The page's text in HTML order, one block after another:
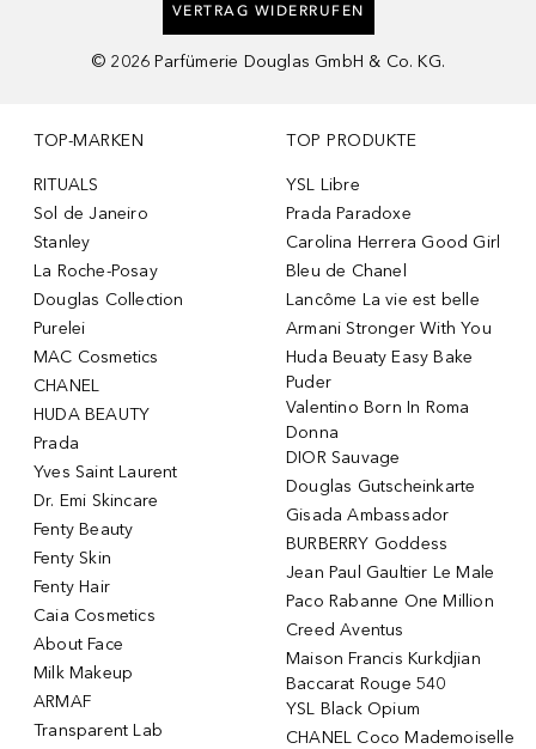
VERTRAG WIDERRUFEN
© 2026 Parfümerie Douglas GmbH & Co. KG.
TOP-MARKEN
RITUALS
Sol de Janeiro
Stanley
La Roche-Posay
Douglas Collection
Purelei
MAC Cosmetics
CHANEL
HUDA BEAUTY
Prada
Yves Saint Laurent
Dr. Emi Skincare
Fenty Beauty
Fenty Skin
Fenty Hair
Caia Cosmetics
About Face
Milk Makeup
ARMAF
Transparent Lab
TOP PRODUKTE
YSL Libre
Prada Paradoxe
Carolina Herrera Good Girl
Bleu de Chanel
Lancôme La vie est belle
Armani Stronger With You
Huda Beuaty Easy Bake
Puder
Valentino Born In Roma
Donna
DIOR Sauvage
Douglas Gutscheinkarte
Gisada Ambassador
BURBERRY Goddess
Jean Paul Gaultier Le Male
Paco Rabanne One Million
Creed Aventus
Maison Francis Kurkdjian
Baccarat Rouge 540
YSL Black Opium
CHANEL Coco Mademoiselle